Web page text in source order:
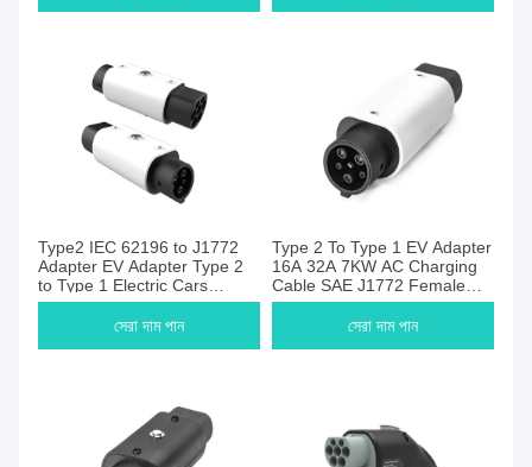
Type2 IEC 62196 to J1772
Adapter EV Adapter Type 2
to Type 1 Electric Cars
Charger Converters
সেরা দাম পান
Type 2 To Type 1 EV Adapter
16A 32A 7KW AC Charging
Cable SAE J1772 Female
Plug With Hook For
European Electric Vehicle
সেরা দাম পান